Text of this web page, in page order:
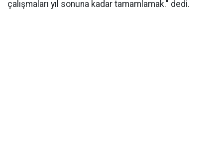
çalışmaları yıl sonuna kadar tamamlamak." dedi.